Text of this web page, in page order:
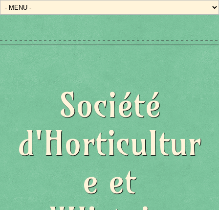
Société
d'Horticultur
e et